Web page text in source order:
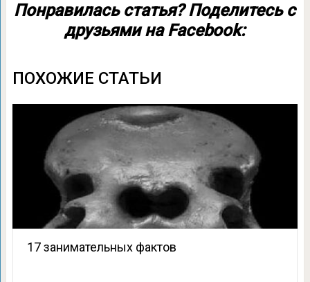
Понравилась статья? Поделитесь с
друзьями на Facebook:
ПОХОЖИЕ СТАТЬИ
17 занимательных фактов